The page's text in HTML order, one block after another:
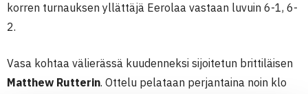
korren turnauksen yllättäjä Eerolaa vastaan luvuin 6-1, 6-
2.
Vasa kohtaa välierässä kuudenneksi sijoitetun brittiläisen
Matthew Rutterin. Ottelu pelataan perjantaina noin klo